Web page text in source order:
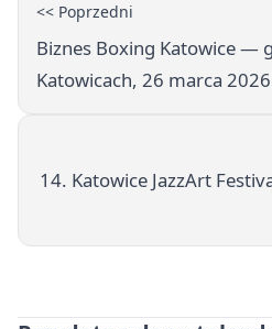
<< Poprzedni
Biznes Boxing Katowice —
Katowicach, 26 marca 2026
14. Katowice JazzArt